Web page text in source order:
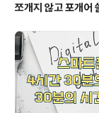
쪼개지 않고 포개어